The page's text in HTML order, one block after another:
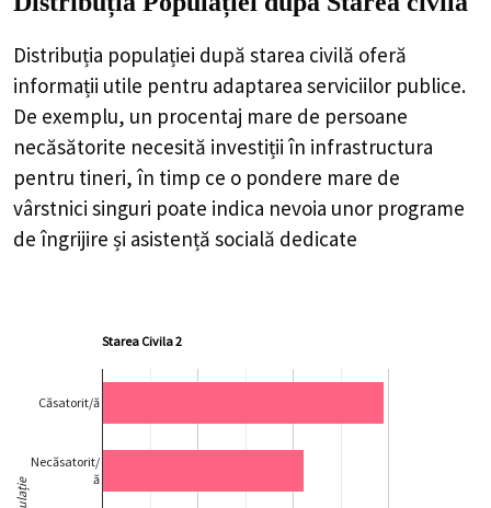
Distribuția populației după starea civilă oferă
informații utile pentru adaptarea serviciilor publice.
De exemplu, un procentaj mare de persoane
necăsătorite necesită investiții în infrastructura
pentru tineri, în timp ce o pondere mare de
vârstnici singuri poate indica nevoia unor programe
de îngrijire și asistență socială dedicate
Starea Civila 2
Căsatorit/ă
Necăsatorit/
ă